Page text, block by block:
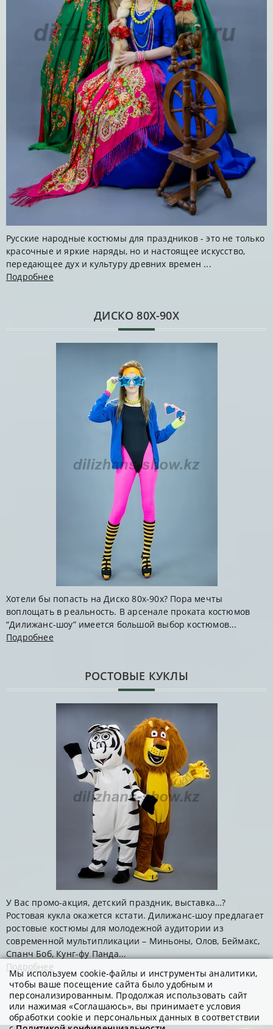
Русские народные костюмы для праздников - это не только
красочные и яркие наряды, но и настоящее искусство,
передающее дух и культуру древних времен ...
Подробнее
ДИСКО 80Х-90Х
Хотели бы попасть на Диско 80х-90х? Пора мечты
воплощать в реальность. В арсенале проката костюмов
“Дилижанс-шоу” имеется большой выбор костюмов...
Подробнее
РОСТОВЫЕ КУКЛЫ
У Вас промо-акция, детский праздник, выставка…?
Ростовая кукла окажется кстати. Дилижанс-шоу предлагает
ростовые костюмы для молодежной аудитории из
современной мультипликации – Миньоны, Олов, Беймакс,
Спанч Боб, Кунг-фу Панда...
Подробнее
Мы используем cookie-файлы и инструменты аналитики,
чтобы ваше посещение сайта было удобным и
персонализированным. Продолжая использовать сайт
или нажимая «Соглашаюсь», вы принимаете условия
обработки cookie и персональных данных в соответствии